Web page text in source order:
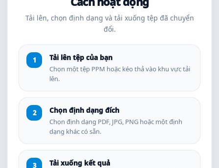
Tải lên, chọn định dạng và tải xuống tệp đã chuyển
đổi.
Tải lên tệp của bạn
Chọn một tệp PPM hoặc kéo thả vào khu vực tải
lên.
Chọn định dạng đích
Chọn định dạng PDF, JPG, PNG hoặc một định
dạng khác có sẵn.
Tải xuống kết quả